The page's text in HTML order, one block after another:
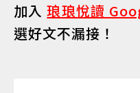
加入琅琅悅讀
選好文不漏接！